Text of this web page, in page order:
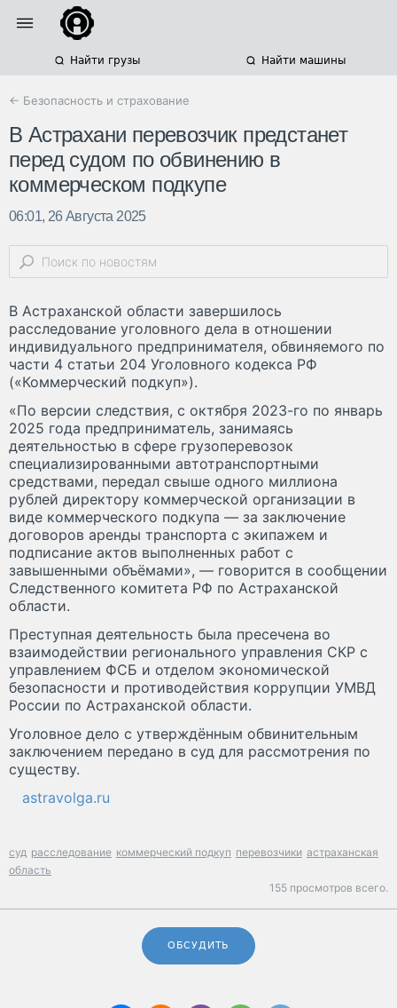
Найти грузы Найти машины
← Безопасность и страхование
В Астрахани перевозчик предстанет
перед судом по обвинению в
коммерческом подкупе
06:01, 26 Августа 2025
В Астраханской области завершилось
расследование уголовного дела в отношении
индивидуального предпринимателя, обвиняемого по
части 4 статьи 204 Уголовного кодекса РФ
(«Коммерческий подкуп»).
«По версии следствия, с октября 2023-го по январь
2025 года предприниматель, занимаясь
деятельностью в сфере грузоперевозок
специализированными автотранспортными
средствами, передал свыше одного миллиона
рублей директору коммерческой организации в
виде коммерческого подкупа — за заключение
договоров аренды транспорта с экипажем и
подписание актов выполненных работ с
завышенными объёмами», — говорится в сообщении
Следственного комитета РФ по Астраханской
области.
Преступная деятельность была пресечена во
взаимодействии регионального управления СКР с
управлением ФСБ и отделом экономической
безопасности и противодействия коррупции УМВД
России по Астраханской области.
Уголовное дело с утверждённым обвинительным
заключением передано в суд для рассмотрения по
существу.
astravolga.ru
суд расследование коммерческий подкуп перевозчики астраханская
область
155 просмотров всего.
ОБСУДИТЬ